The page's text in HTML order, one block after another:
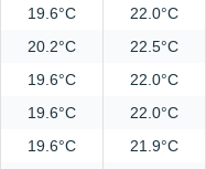
19.6°C
22.0°C
20.2°C
22.5°C
19.6°C
22.0°C
19.6°C
22.0°C
19.6°C
21.9°C